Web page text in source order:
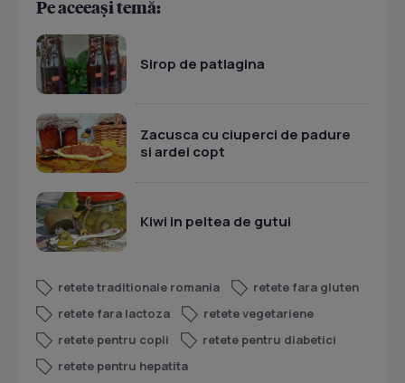
Pe aceeași temă:
Sirop de patlagina
Zacusca cu ciuperci de padure
si ardei copt
Kiwi in peltea de gutui
retete traditionale romania
retete fara gluten
retete fara lactoza
retete vegetariene
retete pentru copii
retete pentru diabetici
retete pentru hepatita